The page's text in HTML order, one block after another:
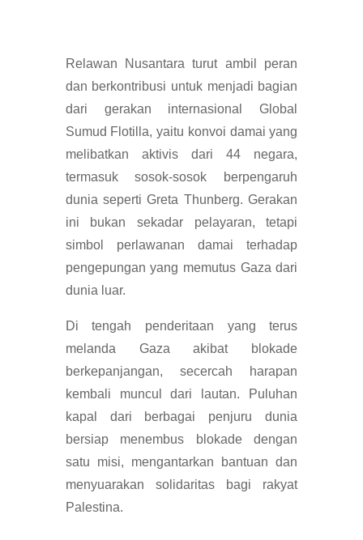
Relawan Nusantara turut ambil peran
dan berkontribusi untuk menjadi bagian
dari gerakan internasional Global
Sumud Flotilla, yaitu konvoi damai yang
melibatkan aktivis dari 44 negara,
termasuk sosok-sosok berpengaruh
dunia seperti Greta Thunberg. Gerakan
ini bukan sekadar pelayaran, tetapi
simbol perlawanan damai terhadap
pengepungan yang memutus Gaza dari
dunia luar.
Di tengah penderitaan yang terus
melanda Gaza akibat blokade
berkepanjangan, secercah harapan
kembali muncul dari lautan. Puluhan
kapal dari berbagai penjuru dunia
bersiap menembus blokade dengan
satu misi, mengantarkan bantuan dan
menyuarakan solidaritas bagi rakyat
Palestina.